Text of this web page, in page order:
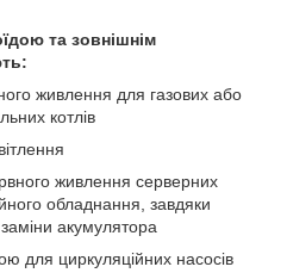
та зовнішнім
живлення для газових або
котлів
живлення серверних
обладнання, завдяки
акумулятора
для циркуляційних насосів